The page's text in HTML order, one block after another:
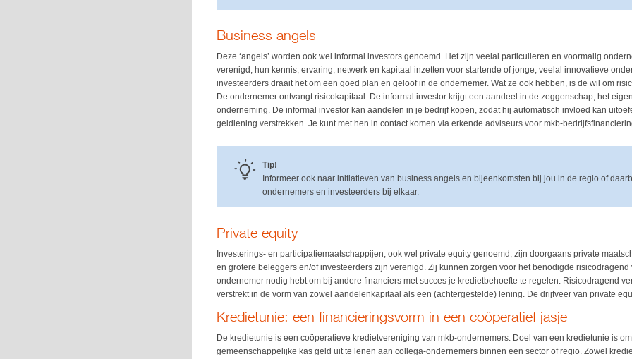
Business angels
Deze ‘angels’ worden ook wel informal investors genoemd. Het zijn veelal particulieren en voormalig
verenigd, hun kennis, ervaring, netwerk en kapitaal inzetten voor startende of jonge, veelal innovatieve
investeerders draait het om een goed plan en geloof in de ondernemer. Wat ze ook hebben, is de wil om
De ondernemer ontvangt risicokapitaal. De informal investor krijgt een aandeel in de zeggenschap, het
onderneming. De informal investor kan aandelen in je bedrijf kopen, zodat hij automatisch invloed kan
geldlening verstrekken. Je kunt met hen in contact komen via erkende adviseurs voor mkb-
Tip!
Informeer ook naar initiatieven van business angels en bijeenkomsten bij jou in de regio of
ondernemers en investeerders bij elkaar.
Private equity
Investerings- en participatiemaatschappijen, ook wel private equity genoemd, zijn doorgaans private
en grotere beleggers en/of investeerders zijn verenigd. Zij kunnen zorgen voor het benodigde risicodragend
ondernemer nodig hebt om bij andere financiers met succes je kredietbehoefte te regelen. Risicodragend
verstrekt in de vorm van zowel aandelenkapitaal als een (achtergestelde) lening. De drijfveer van private
Kredietunie: een financieringsvorm in een coöperatief jasje
De kredietunie is een coöperatieve kredietvereniging van mkb-ondernemers. Doel van een kredietunie is
gemeenschappelijke kas geld uit te lenen aan collega-ondernemers binnen een sector of regio. Zowel